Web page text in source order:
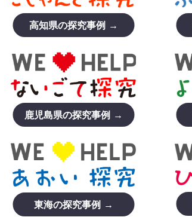
高知県の探究事例 →
鹿児島県の探究事例 →
東海の探究事例 →